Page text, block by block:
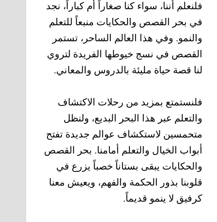
فلنعلم أننا، سواء كنا صغاراً أم كباراً، نجد
في بحر القصص والحكايات منبعاً للتعلم
والنمو. وفي هذا العالم الساحر، تستمر
القصص في نسج خيوطها الفريدة لتروي
لنا قصة حياة مليئة بالدروس والمعاني.
فلنستمتع بمزيد من رحلات الاكتشاف
والتعلم عبر هذا البحر البديع، ولنظل
متحمسين لاستكشاف عوالم جديدة تفتح
أبواب الخيال والتعلم أمامنا. بحر القصص
والحكايات يبقى بستاناً خصباً يزرع في
قلوبنا بذور الحكمة والفهم، ويعيش معنا
كرفيق لا ينمو قديماً.